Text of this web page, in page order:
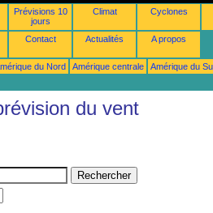
Prévisions 10
jours
Climat Cyclones
Contact Actualités A propos
du Nord Amérique centrale
Amérique du
du vent